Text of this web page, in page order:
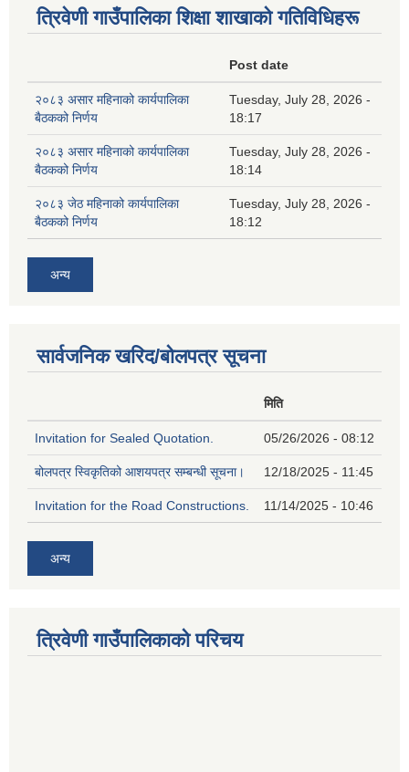
त्रिवेणी गाउँपालिका शिक्षा शाखाकाे गतिविधिहरू
Post date
२०८३ असार महिनाको कार्यपालिका
बैठकको निर्णय
Tuesday, July 28, 2026 -
18:17
२०८३ असार महिनाको कार्यपालिका
बैठकको निर्णय
Tuesday, July 28, 2026 -
18:14
२०८३ जेठ महिनाको कार्यपालिका
बैठकको निर्णय
Tuesday, July 28, 2026 -
18:12
अन्य
सार्वजनिक खरिद/बोलपत्र सूचना
मिति
Invitation for Sealed Quotation. 05/26/2026 - 08:12
बोलपत्र स्विकृतिको आशयपत्र सम्बन्धी सूचना। 12/18/2025 - 11:45
Invitation for the Road Constructions. 11/14/2025 - 10:46
अन्य
त्रिवेणी गाउँपालिकाको परिचय